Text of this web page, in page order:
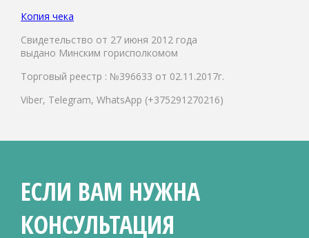
Копия чека
Свидетельство от 27 июня 2012 года
выдано Минским горисполкомом
Торговый реестр : №396633 от 02.11.2017г.
Viber, Telegram, WhatsApp (+375291270216)
ЕСЛИ ВАМ НУЖНА
КОНСУЛЬТАЦИЯ